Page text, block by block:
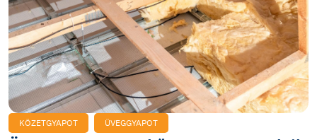
KÖZETGYAPOT ÜVEGGYAPOT